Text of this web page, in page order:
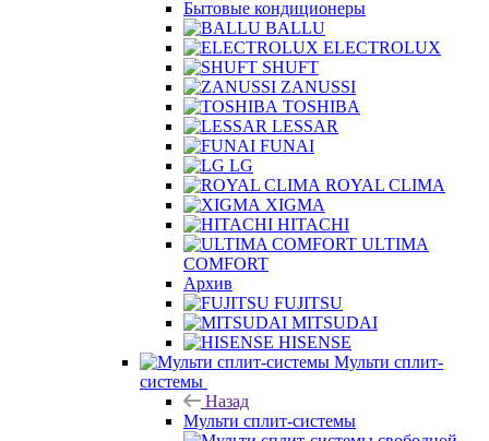
Бытовые кондиционеры
BALLU
ELECTROLUX
SHUFT
ZANUSSI
TOSHIBA
LESSAR
FUNAI
LG
ROYAL CLIMA
XIGMA
HITACHI
ULTIMA
COMFORT
Архив
FUJITSU
MITSUDAI
HISENSE
Мульти сплит-
системы
Назад
Мульти сплит-системы